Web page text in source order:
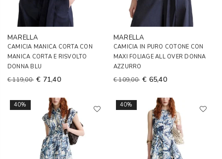
MARELLA
CAMICIA MANICA CORTA CON
MANICA CORTA E RISVOLTO
DONNA BLU
€ 119,00 € 71,40
MARELLA
CAMICIA IN PURO COTONE CON
MAXI FOLIAGE ALL OVER DONNA
AZZURRO
€ 109,00 € 65,40
40% 40%